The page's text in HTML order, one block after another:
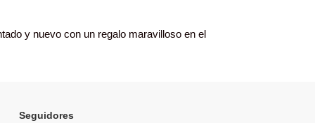
y nuevo con un regalo maravilloso en el
Seguidores